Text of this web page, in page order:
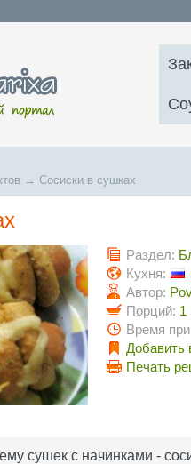
→ Сосиски в сушках
Раздел:
Кухня:
Автор:
Порций: 1
Время
Добавить
Печать
сушек с начинками -